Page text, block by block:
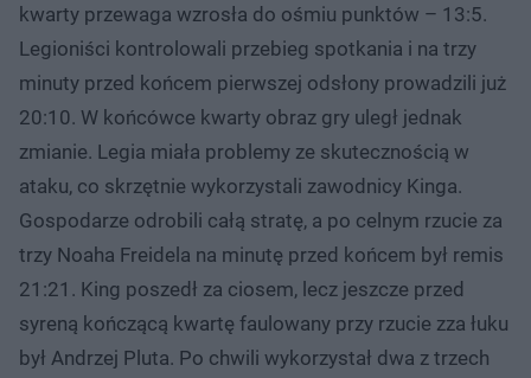
kwarty przewaga wzrosła do ośmiu punktów – 13:5.
Legioniści kontrolowali przebieg spotkania i na trzy
minuty przed końcem pierwszej odsłony prowadzili już
20:10. W końcówce kwarty obraz gry uległ jednak
zmianie. Legia miała problemy ze skutecznością w
ataku, co skrzętnie wykorzystali zawodnicy Kinga.
Gospodarze odrobili całą stratę, a po celnym rzucie za
trzy Noaha Freidela na minutę przed końcem był remis
21:21. King poszedł za ciosem, lecz jeszcze przed
syreną kończącą kwartę faulowany przy rzucie zza łuku
był Andrzej Pluta. Po chwili wykorzystał dwa z trzech